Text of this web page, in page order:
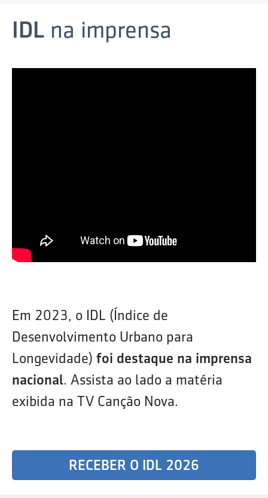
IDL na imprensa
Em 2023, o IDL (Índice de
Desenvolvimento Urbano para
Longevidade) foi destaque na imprensa
nacional. Assista ao lado a matéria
exibida na TV Canção Nova.
RECEBER O IDL 2026